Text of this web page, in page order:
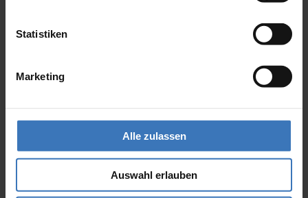
Statistiken
Marketing
Alle zulassen
Auswahl erlauben